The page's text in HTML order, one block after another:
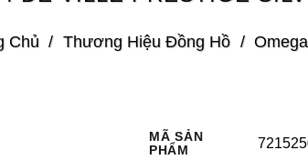
Chủ / Thương Hiệu Đồng Hồ / Omega
MÃ SẢN
PHẨM